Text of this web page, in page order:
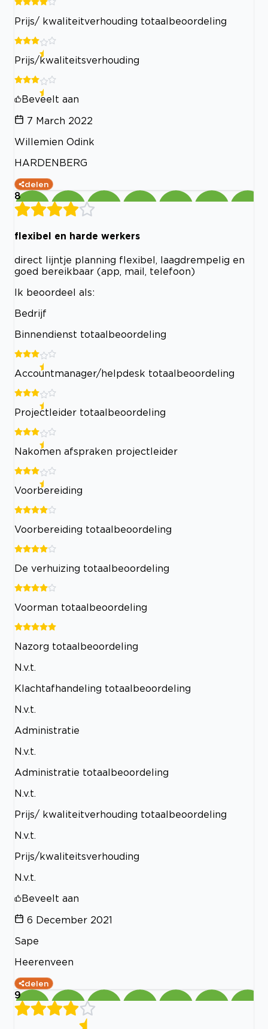
Prijs/ kwaliteitverhouding totaalbeoordeling
Prijs/kwaliteitsverhouding
Beveelt aan
7 March 2022
Willemien Odink
HARDENBERG
delen
8
flexibel en harde werkers
direct lijntje planning flexibel, laagdrempelig en
goed bereikbaar (app, mail, telefoon)
Ik beoordeel als:
Bedrijf
Binnendienst totaalbeoordeling
Accountmanager/helpdesk totaalbeoordeling
Projectleider totaalbeoordeling
Nakomen afspraken projectleider
Voorbereiding
Voorbereiding totaalbeoordeling
De verhuizing totaalbeoordeling
Voorman totaalbeoordeling
Nazorg totaalbeoordeling
N.v.t.
Klachtafhandeling totaalbeoordeling
N.v.t.
Administratie
N.v.t.
Administratie totaalbeoordeling
N.v.t.
Prijs/ kwaliteitverhouding totaalbeoordeling
N.v.t.
Prijs/kwaliteitsverhouding
N.v.t.
Beveelt aan
6 December 2021
Sape
Heerenveen
delen
9